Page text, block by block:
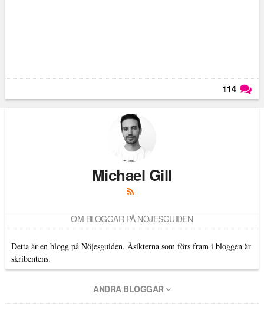
114
Michael Gill
OM BLOGGAR PÅ NÖJESGUIDEN
Detta är en blogg på Nöjesguiden. Åsikterna som förs fram i bloggen är
skribentens.
ANDRA BLOGGAR